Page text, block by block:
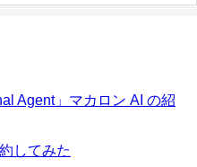
Agent」マカロン AI の紹
してみた